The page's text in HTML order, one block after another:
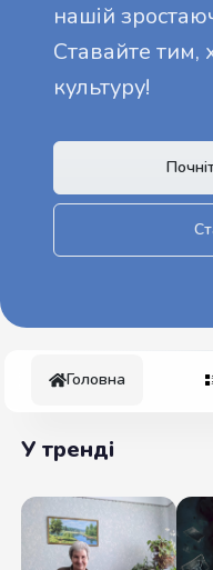
нашій
Ставайте
культуру!
Головна
У тренді